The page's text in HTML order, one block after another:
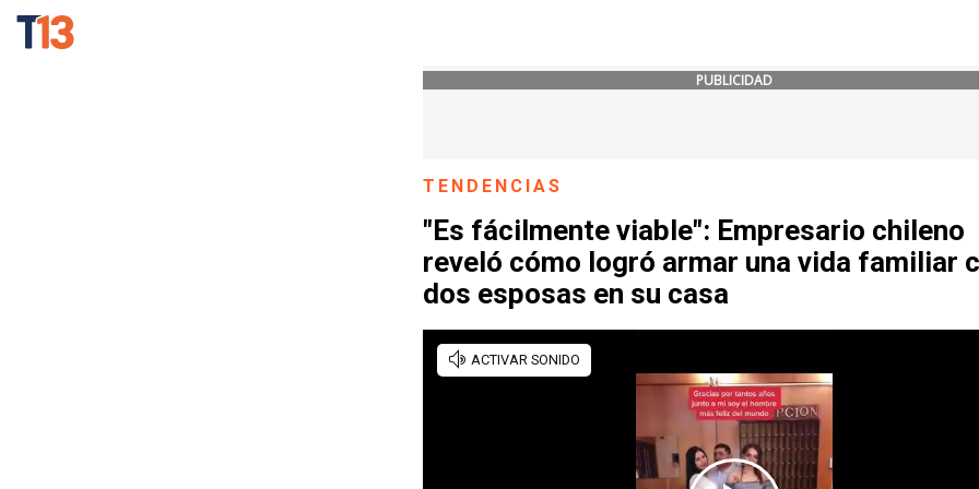
PUBLICIDAD
TENDENCIAS
"Es fácilmente viable": Empresario chileno
reveló cómo logró armar una vida familiar
dos esposas en su casa